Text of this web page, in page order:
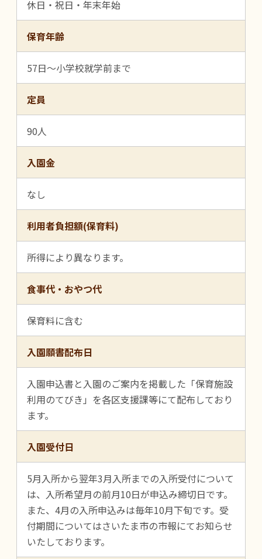
休日・祝日・年末年始
保育年齢
57日～小学校就学前まで
定員
90人
入園金
なし
利用者負担額(保育料)
所得により異なります。
食事代・おやつ代
保育料に含む
入園願書配布日
入園申込書と入園のご案内を掲載した「保育施設
利用のてびき」を各区支援課等にて配布しており
ます。
入園受付日
5月入所から翌年3月入所までの入所受付について
は、入所希望月の前月10日が申込み締切日です。
また、4月の入所申込みは毎年10月下旬です。受
付期間についてはさいたま市の市報にてお知らせ
いたしております。